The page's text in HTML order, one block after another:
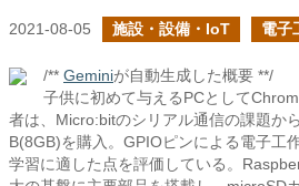
2021-08-05 施設・設備・IoT 電子
/** Geminiが自動生成した概要 **/
子供に初めて与えるPCとして
者は、Micro:bitのシリアル通信の課題か
B(8GB)を購入。GPIOピンによる電子工
学習に適した点を評価している。